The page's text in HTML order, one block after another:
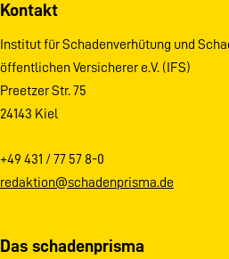
Kontakt
Institut für Schadenverhütung und
öffentlichen Versicherer e.V. (IFS)
Preetzer Str. 75
24143 Kiel
+49 431 / 77 57 8-0
redaktion@schadenprisma.de
Das schadenprisma